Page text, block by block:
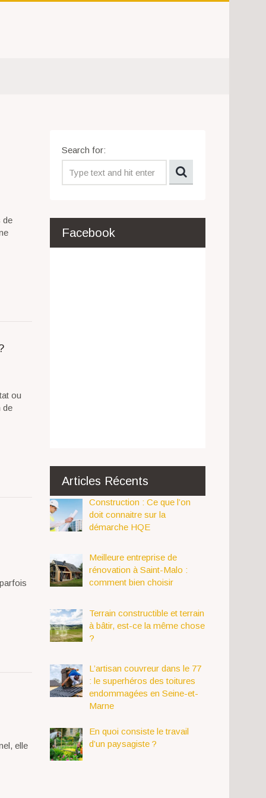
Search for:
Facebook
Articles Récents
Construction : Ce que l’on
doit connaitre sur la
démarche HQE
Meilleure entreprise de
rénovation à Saint-Malo :
comment bien choisir
Terrain constructible et terrain
à bâtir, est-ce la même chose
?
L’artisan couvreur dans le 77
: le superhéros des toitures
endommagées en Seine-et-
Marne
En quoi consiste le travail
d’un paysagiste ?
de
ou
de
elle